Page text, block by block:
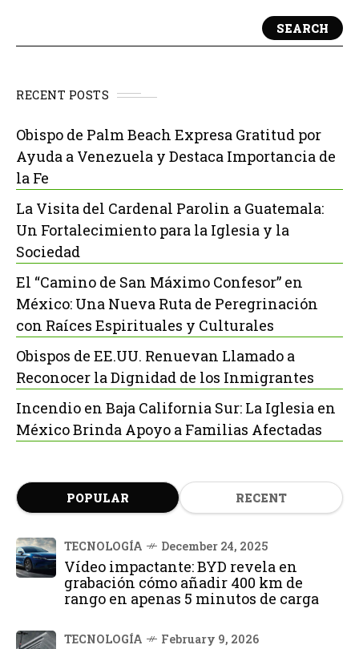
SEARCH
RECENT POSTS
Obispo de Palm Beach Expresa Gratitud por
Ayuda a Venezuela y Destaca Importancia de
la Fe
La Visita del Cardenal Parolin a Guatemala:
Un Fortalecimiento para la Iglesia y la
Sociedad
El “Camino de San Máximo Confesor” en
México: Una Nueva Ruta de Peregrinación
con Raíces Espirituales y Culturales
Obispos de EE.UU. Renuevan Llamado a
Reconocer la Dignidad de los Inmigrantes
Incendio en Baja California Sur: La Iglesia en
México Brinda Apoyo a Familias Afectadas
POPULAR RECENT
TECNOLOGÍA December 24, 2025
Vídeo impactante: BYD revela en
grabación cómo añadir 400 km de
rango en apenas 5 minutos de carga
TECNOLOGÍA February 9, 2026